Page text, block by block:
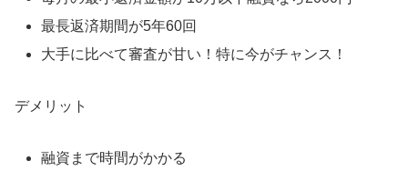
最長返済期間が5年60回
大手に比べて審査が甘い！特に今がチャンス！
デメリット
融資まで時間がかかる